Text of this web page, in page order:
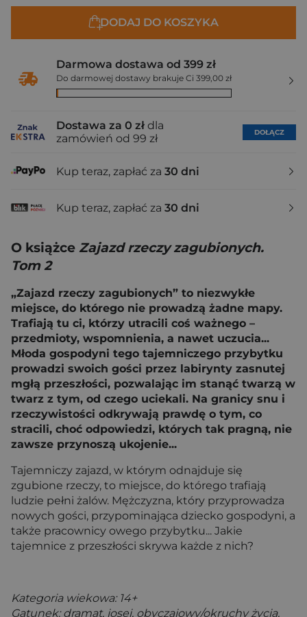
DODAJ DO KOSZYKA
Darmowa dostawa od 399 zł
Do darmowej dostawy brakuje Ci 399,00 zł
Dostawa za 0 zł dla
zamówień od 99 zł
DOŁĄCZ
Kup teraz, zapłać za 30 dni
Kup teraz, zapłać za 30 dni
O książce Zajazd rzeczy zagubionych.
Tom 2
„Zajazd rzeczy zagubionych” to niezwykłe
miejsce, do którego nie prowadzą żadne mapy.
Trafiają tu ci, którzy utracili coś ważnego –
przedmioty, wspomnienia, a nawet uczucia...
Młoda gospodyni tego tajemniczego przybytku
prowadzi swoich gości przez labirynty zasnutej
mgłą przeszłości, pozwalając im stanąć twarzą w
twarz z tym, od czego uciekali. Na granicy snu i
rzeczywistości odkrywają prawdę o tym, co
stracili, choć odpowiedzi, których tak pragną, nie
zawsze przynoszą ukojenie...
Tajemniczy zajazd, w którym odnajduje się
zgubione rzeczy, to miejsce, do którego trafiają
ludzie pełni żalów. Mężczyzna, który przyprowadza
nowych gości, przypominająca dziecko gospodyni, a
także pracownicy owego przybytku... Jakie
tajemnice z przeszłości skrywa każde z nich?
Kategoria wiekowa: 14+
Gatunek: dramat, josei, obyczajowy/okruchy życia,